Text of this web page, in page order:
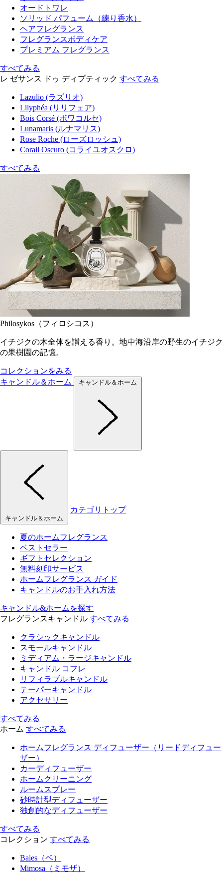
オードトワレ
ソリッド パフューム（練り香水）
ヘアフレグランス
フレグランスボディケア
プレミアム フレグランス
すべてみる
レ ゼサンス ドゥ ディプティック すべてみる
Lazulio (ラズリオ)
Lilyphéa (リリフェア)
Bois Corsé (ボワコルセ)
Lunamaris (ルナマリス)
Rose Roche (ローズロッシュ)
Corail Oscuro (コライユオスクロ)
すべてみる
Philosykos（フィロシコス）
イチジクの木全体を讃える香り。地中海沿岸の野生のイチジク
の果樹園の記憶。
コレクションをみる
キャンドル＆ホーム
キャンドル＆ホーム
キャンドル＆ホーム
カテゴリトップ
夏のホームフレグランス
ベストセラー
ギフトセレクション
無料刻印サービス
ホームフレグランス ガイド
キャンドルのお手入れ方法
キャンドル&ホームを探す
フレグランスキャンドル すべてみる
クラシックキャンドル
スモールキャンドル
ミディアム・ラージキャンドル
キャンドル コフレ
リフィラブルキャンドル
テーパーキャンドル
アクセサリー
すべてみる
ホーム すべてみる
ホームフレグランス ディフューザー（リードディフュー
ザー）
カーディフューザー
ホームクリーニング
ルームスプレー
砂時計型ディフューザー
独創的なディフューザー
すべてみる
コレクション すべてみる
Baies（ベ）
Mimosa（ミモザ）